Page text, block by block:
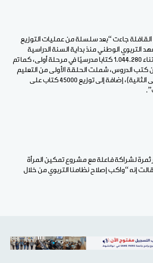
القافلة جاءت “بعد سلسلة من عمليات التوزيع
التربوي الوطني منذ بداية السنة الدراسية
2024/2025، حيث تم اقتناء 1.044.280 كتابا مدرسيًا في مرحلة أولى، كما تم
كتابا من كتب الدروس، شملت الحلقة الأولى من التعليم
الأساسي (السنتين الأولى الثانية)، إضافة إلى توزيع 45000 كتاب على
ثمرة لشراكة فاعلة مع مشروع تمكين المرأة
قالت إنه “واكب إصلاح نظامنا التربوي من خلال